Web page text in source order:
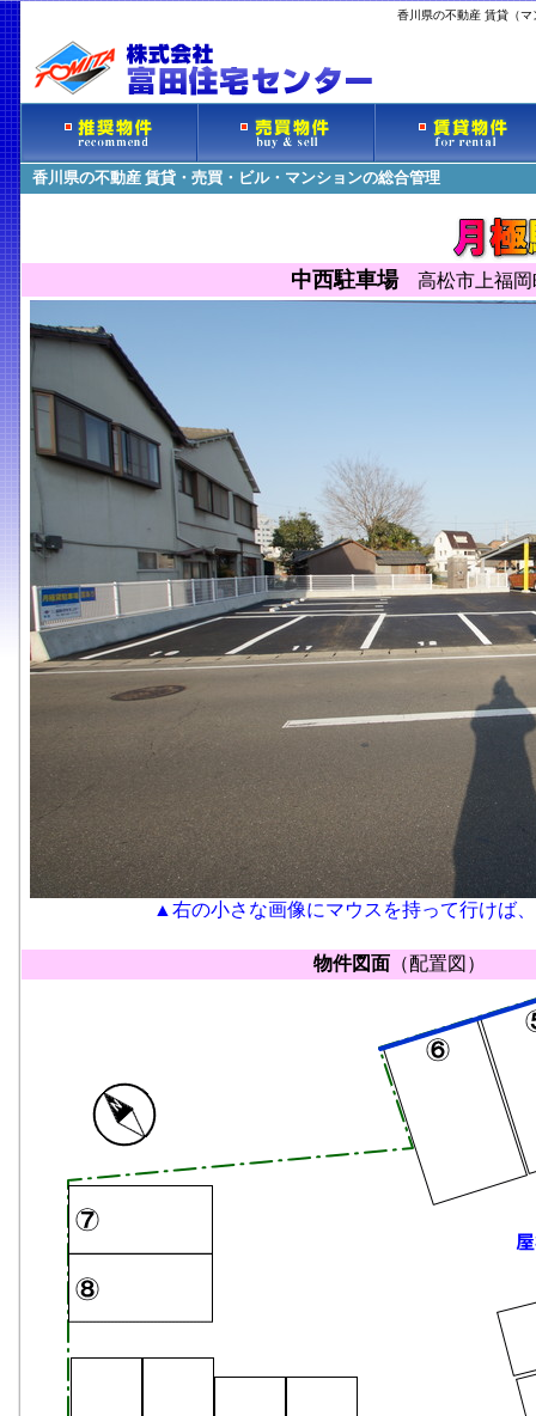
香川県の不動産 賃貸（
香川県の不動産 賃貸・売買・ビル・マンションの総合管理
中西駐車場高松市上福岡
▲右の小さな画像にマウスを持って行けば
物件図面 （配置図）